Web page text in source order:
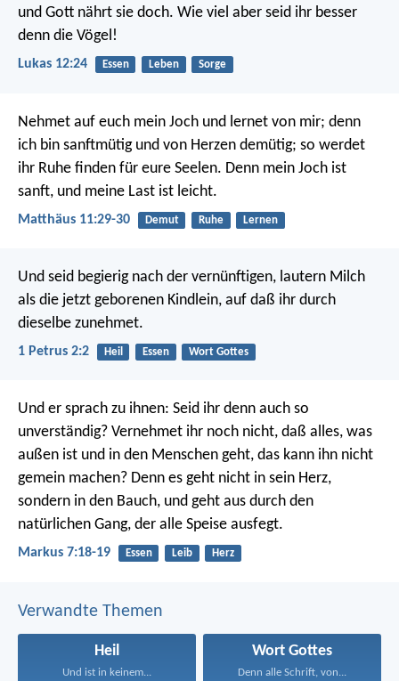
und Gott nährt sie doch. Wie viel aber seid ihr besser
denn die Vögel!
Lukas 12:24 Essen Leben Sorge
Nehmet auf euch mein Joch und lernet von mir; denn
ich bin sanftmütig und von Herzen demütig; so werdet
ihr Ruhe finden für eure Seelen. Denn mein Joch ist
sanft, und meine Last ist leicht.
Matthäus 11:29-30 Demut Ruhe Lernen
Und seid begierig nach der vernünftigen, lautern Milch
als die jetzt geborenen Kindlein, auf daß ihr durch
dieselbe zunehmet.
1 Petrus 2:2 Heil Essen Wort Gottes
Und er sprach zu ihnen: Seid ihr denn auch so
unverständig? Vernehmet ihr noch nicht, daß alles, was
außen ist und in den Menschen geht, das kann ihn nicht
gemein machen? Denn es geht nicht in sein Herz,
sondern in den Bauch, und geht aus durch den
natürlichen Gang, der alle Speise ausfegt.
Markus 7:18-19 Essen Leib Herz
Verwandte Themen
Heil
Und ist in keinem...
Wort Gottes
Denn alle Schrift, von...